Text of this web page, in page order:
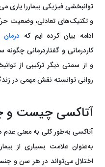
توانبخشی فیزیکی بیماررا یاری
و تکنیک‌های تعادلی، وضعیت
ادامه بیان کرده ایم که
کاردرمانی و گفتاردرمانی
و از سمتی دیگر ترکیبی از
روانی توانسته نقش مهمی در
آتاکسی چیست و
آتاکسی به‌طور کلی به معنی
به‌عنوان علامت بسیاری از
اختلال می‌تواند در هر سن و